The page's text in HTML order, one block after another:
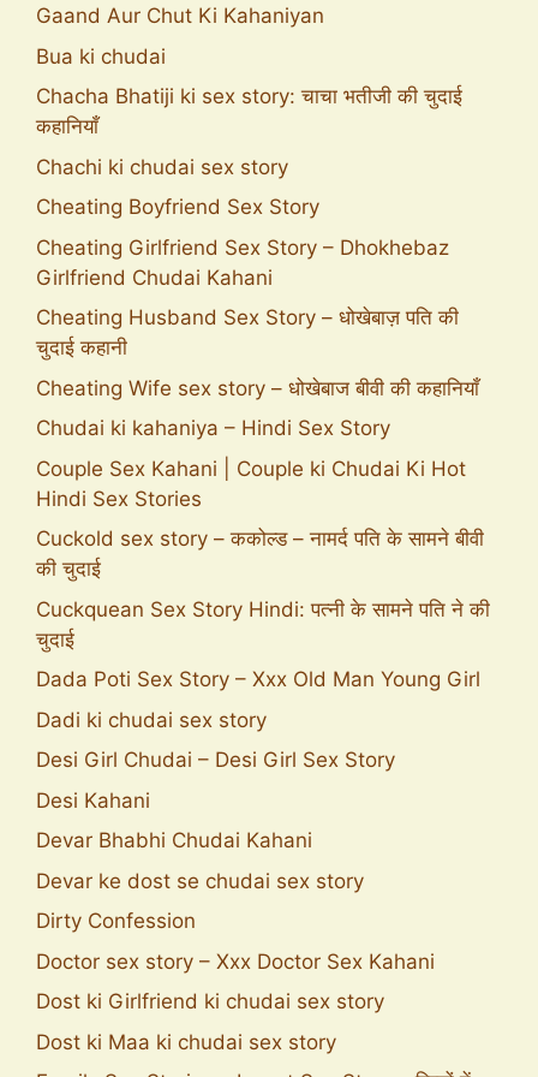
Gaand Aur Chut Ki Kahaniyan
Bua ki chudai
Chacha Bhatiji ki sex story: चाचा भतीजी की चुदाई
कहानियाँ
Chachi ki chudai sex story
Cheating Boyfriend Sex Story
Cheating Girlfriend Sex Story – Dhokhebaz
Girlfriend Chudai Kahani
Cheating Husband Sex Story – धोखेबाज़ पति की
चुदाई कहानी
Cheating Wife sex story – धोखेबाज बीवी की कहानियाँ
Chudai ki kahaniya – Hindi Sex Story
Couple Sex Kahani | Couple ki Chudai Ki Hot
Hindi Sex Stories
Cuckold sex story – ककोल्ड – नामर्द पति के सामने बीवी
की चुदाई
Cuckquean Sex Story Hindi: पत्नी के सामने पति ने की
चुदाई
Dada Poti Sex Story – Xxx Old Man Young Girl
Dadi ki chudai sex story
Desi Girl Chudai – Desi Girl Sex Story
Desi Kahani
Devar Bhabhi Chudai Kahani
Devar ke dost se chudai sex story
Dirty Confession
Doctor sex story – Xxx Doctor Sex Kahani
Dost ki Girlfriend ki chudai sex story
Dost ki Maa ki chudai sex story